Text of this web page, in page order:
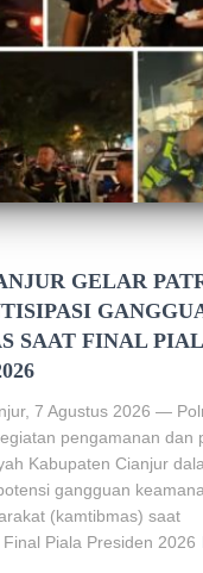
GELAR
SAAT FINAL
7 Agustus 2026 —
pengamanan dan
Kabupaten Cianjur
gangguan
(kamtibmas) saat
Piala Presiden 2026